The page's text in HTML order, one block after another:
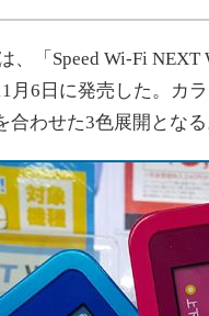
「Speed Wi-Fi
月6日に発売した。カ
わせた3色展開となる